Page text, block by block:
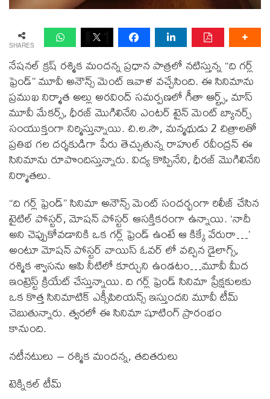
SHARES
నేషనల్ క్రష్ రశ్మిక మందన్న ప్రధాన పాత్రలో నటిస్తున్న “ది గర్ల్
ఫ్రెండ్” మూవీ అనౌన్స్ మెంట్ ఇవాళ వచ్చేసింది. ఈ సినిమాను
ప్రముఖ నిర్మాత అల్లు అరవింద్ సమర్పణలో గీతా ఆర్ట్స్, మాస్
మూవీ మేకర్స్, ధీరజ్ మొగిలినేని ఎంటర్ టైన్ మెంట్ బ్యానర్స్
సంయుక్తంగా నిర్మిస్తున్నాయి. చి.ల.సౌ, మన్మథుడు 2 చిత్రాలతో
ప్రతిభ గల దర్శకుడిగా పేరు తెచ్చుతున్న రాహుల్ రవీంద్రన్ ఈ
సినిమాను రూపొందిస్తున్నారు. విద్య కొప్పినేని, ధీరజ్ మొగిలినేని
నిర్మాతలు.
“ది గర్ల్ ఫ్రెండ్” సినిమా అనౌన్స్ మెంట్ సందర్భంగా రిలీజ్ చేసిన
టైటిల్ పోస్టర్, మోషన్ పోస్టర్ ఆసక్తికరంగా ఉన్నాయి. ‘నాదీ
అని చెప్పుకోవడానికి ఒక గర్ల్ ఫ్రెండ్ ఉంటే ఆ కిక్కే వేరురా…’
అంటూ మోషన్ పోస్టర్ వాయిస్ ఓవర్ లో వచ్చిన డైలాగ్స్,
రశ్మిక శ్వాసను ఆపి నీటిలో కూర్చుని ఉండటం…మూవీ మీద
ఇంట్రెస్ట్ క్రియేట్ చేస్తున్నాయి. ది గర్ల్ ఫ్రెండ్ సినిమా ప్రేక్షకులకు
ఒక కొత్త సినిమాటిక్ ఎక్సీపిరియన్స్ ఇస్తుందని మూవీ టీమ్
చెబుతున్నారు. త్వరలో ఈ సినిమా షూటింగ్ ప్రారంభం
కానుంది.
నటీనటులు – రశ్మిక మందన్న, తదితరులు
టెక్నికల్ టీమ్